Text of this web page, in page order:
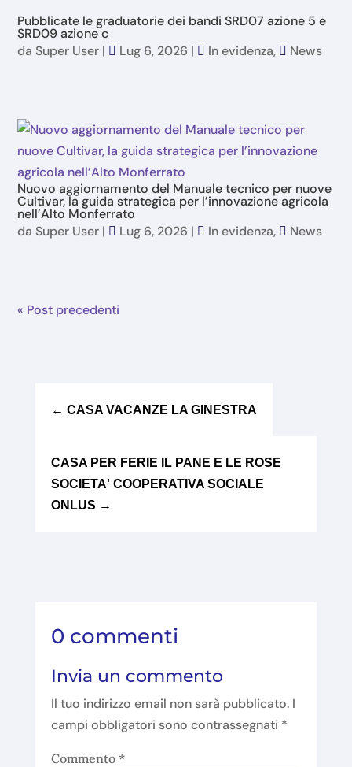
Pubblicate le graduatorie dei bandi SRD07 azione 5 e
SRD09 azione c
da Super User | Lug 6, 2026 | In evidenza, News
Nuovo aggiornamento del Manuale tecnico per nuove
Cultivar, la guida strategica per l’innovazione agricola
nell’Alto Monferrato
da Super User | Lug 6, 2026 | In evidenza, News
« Post precedenti
← CASA VACANZE LA GINESTRA
CASA PER FERIE IL PANE E LE ROSE
SOCIETA' COOPERATIVA SOCIALE
ONLUS →
0 commenti
Invia un commento
Il tuo indirizzo email non sarà pubblicato. I
campi obbligatori sono contrassegnati *
Commento *